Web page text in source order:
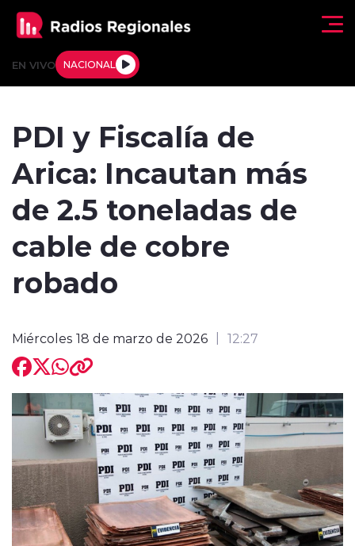
EN VIVO NACIONAL
Actualidad
Deportes
Internacional
Entrevistas
modo claro
PDI y Fiscalía de
Arica: Incautan más
de 2.5 toneladas de
cable de cobre
robado
Miércoles 18 de marzo de 2026 12:27